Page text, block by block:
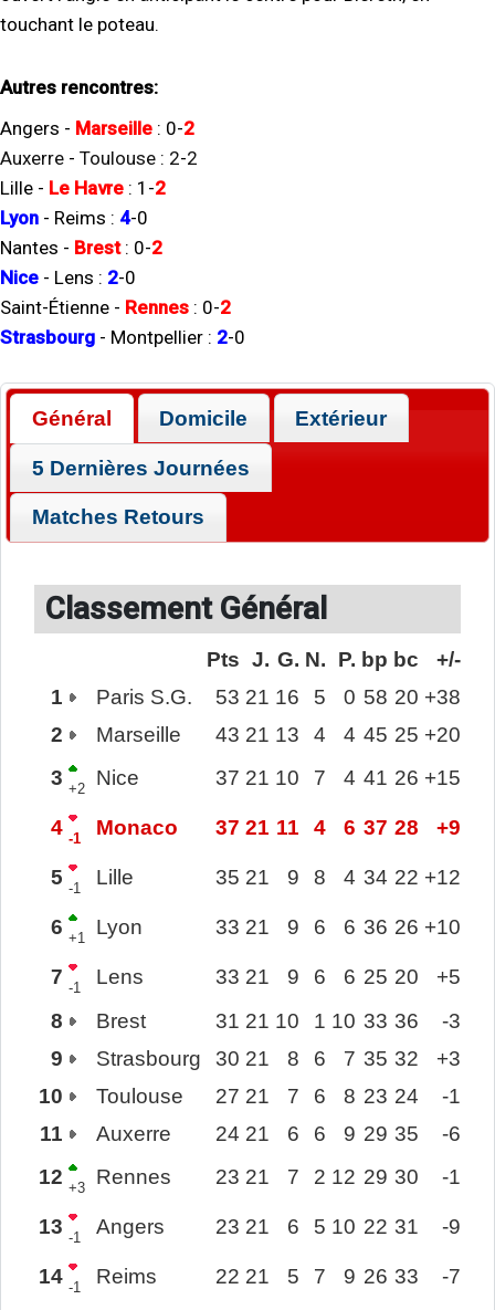
touchant le poteau.
Autres rencontres:
Angers - Marseille : 0-2
Auxerre - Toulouse : 2-2
Lille - Le Havre : 1 -2
Lyon - Reims : 4-0
Nantes - Brest: 0-2
Nice - Lens : 2-0
Saint-Étienne - Rennes : 0-2
Strasbourg - Montpellier : 2-0
Général Domicile Extérieur
5 Dernières Journées
Matches Retours
Classement Général
Pts J. G. N. P. bp bc
+/-
1
Paris S.G. 53 21 16 5 0 58 20 +38
2
Marseille 43 21 13 4 4 45 25 +20
3 +2 Nice 37 21 10 7 4 41 26 +15
4 -1 Monaco 37 21 11 4 6 37 28 +9
5 -1 Lille 35 21 9 8 4 34 22 +12
6 +1 Lyon 33 21 9 6 6 36 26 +10
7 -1 Lens 33 21 9 6 6 25 20
+5
8
Brest 31 21 10 1 10 33 36
-3
9
Strasbourg 30 21 8 6 7 35 32
+3
10
Toulouse 27 21 7 6 8 23 24
-1
11
Auxerre 24 21 6 6 9 29 35
-6
12 +3 Rennes 23 21 7 2 12 29 30 -1
13 -1 Angers 23 21 6 5 10 22 31 -9
14 -1 Reims 22 21 5 7 9 26 33 -7